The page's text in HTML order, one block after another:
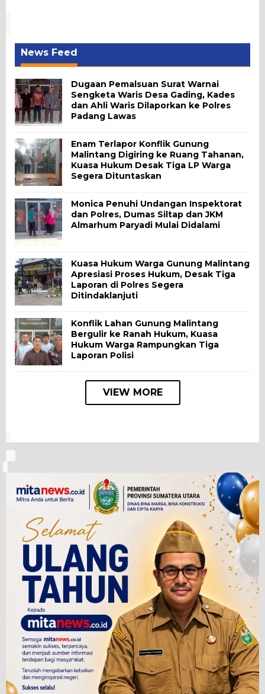
News Feed
Dugaan Pemalsuan Surat Warnai
Sengketa Waris Desa Gading, Kades
dan Ahli Waris Dilaporkan ke Polres
Padang Lawas
Enam Terlapor Konflik Gunung
Malintang Digiring ke Ruang Tahanan,
Kuasa Hukum Desak Tiga LP Warga
Segera Dituntaskan
Monica Penuhi Undangan Inspektorat
dan Polres, Dumas Siltap dan JKM
Almarhum Paryadi Mulai Didalami
Kuasa Hukum Warga Gunung Malintang
Apresiasi Proses Hukum, Desak Tiga
Laporan di Polres Segera
Ditindaklanjuti
Konflik Lahan Gunung Malintang
Bergulir ke Ranah Hukum, Kuasa
Hukum Warga Rampungkan Tiga
Laporan Polisi
VIEW MORE